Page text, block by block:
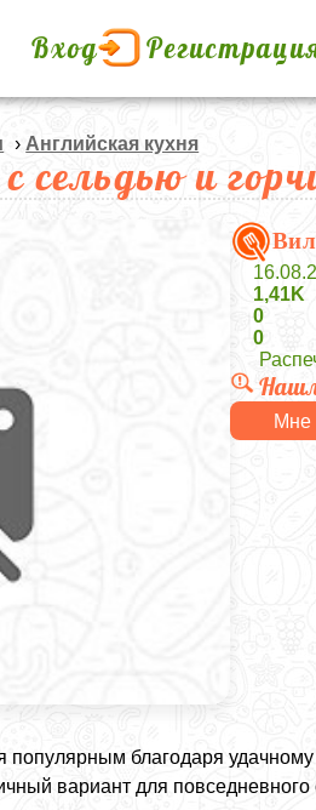
Вход
› Английская кухня
и
1,41K
0
0
Мне
популярным благодаря
вариант для повседневного